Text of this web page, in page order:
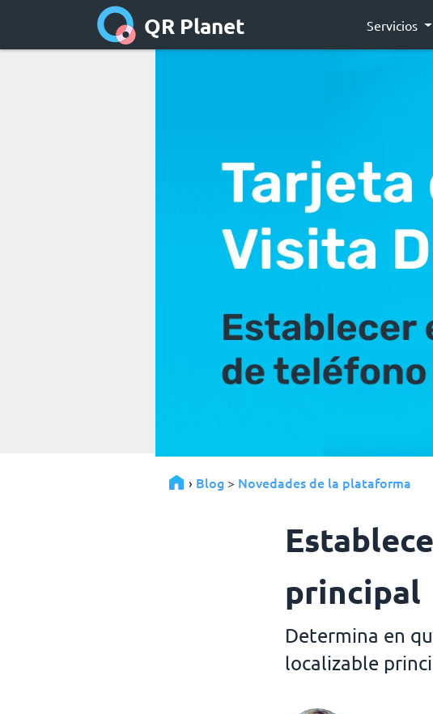
QR Planet Servicios
› Blog > Novedades de la plataforma
principal
Determina en
localizable